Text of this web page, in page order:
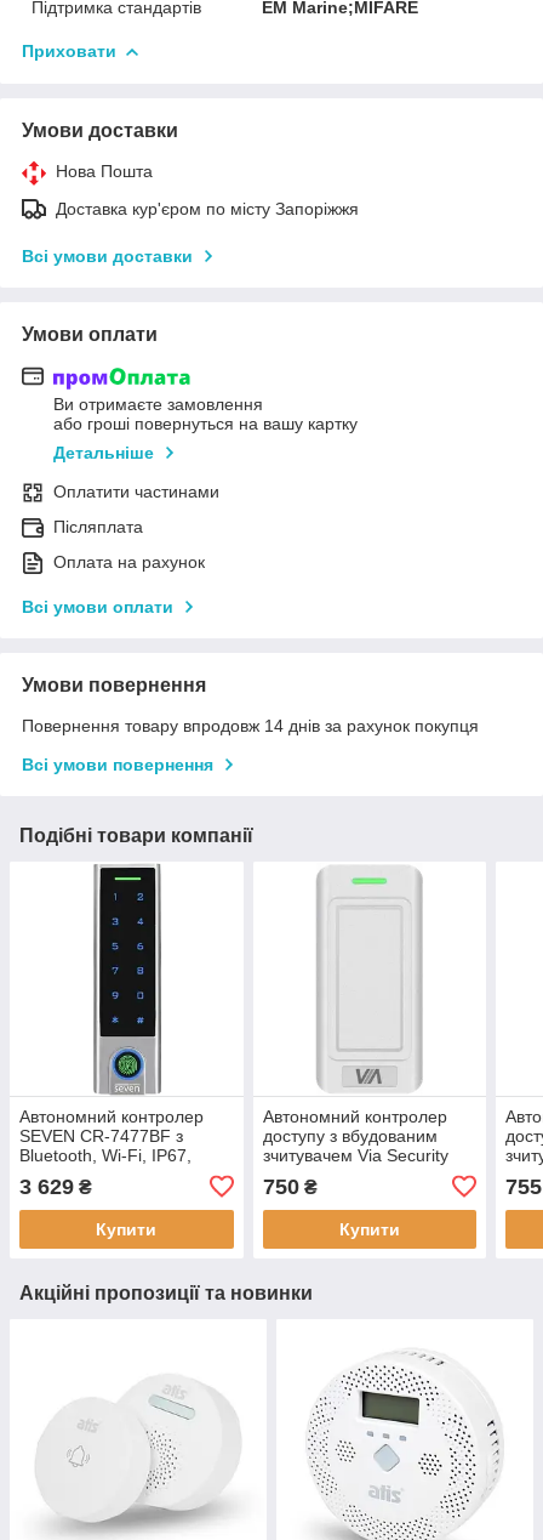
Підтримка стандартів EM Marine;MIFARE
Приховати
Умови доставки
Нова Пошта
Доставка кур'єром по місту Запоріжжя
Всі умови доставки
Умови оплати
Ви отримаєте замовлення
або гроші повернуться на вашу картку
Детальніше
Оплатити частинами
Післяплата
Оплата на рахунок
Всі умови оплати
Умови повернення
Повернення товару впродовж 14 днів за рахунок покупця
Всі умови повернення
Подібні товари компанії
Автономний контролер
SEVEN CR-7477BF з
Bluetooth, Wi-Fi, IP67,
150 ПІН-кодів, 100
відбитків пальця
3 629 ₴
Купити
Автономний контролер
доступу з вбудованим
зчитувачем Via Security
2000 користувачів
750₴
Купити
755
Акційні пропозиції та новинки